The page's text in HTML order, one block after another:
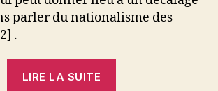
parler du nationalisme des
.
LIRE LA SUITE